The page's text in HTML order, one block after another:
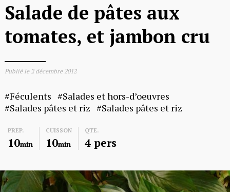
Salade de pâtes aux
tomates, et jambon cru
Publié le 2 décembre 2012
Féculents
Salades et hors-d’oeuvres
Salades pâtes et riz
Salades pâtes et riz
PREP.
10min
CUISSON
10min
QTE.
4 pers